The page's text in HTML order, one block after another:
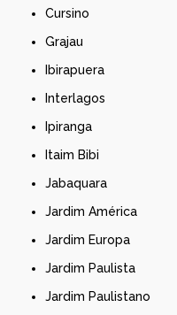
Cursino
Grajau
Ibirapuera
Interlagos
Ipiranga
Itaim Bibi
Jabaquara
Jardim América
Jardim Europa
Jardim Paulista
Jardim Paulistano